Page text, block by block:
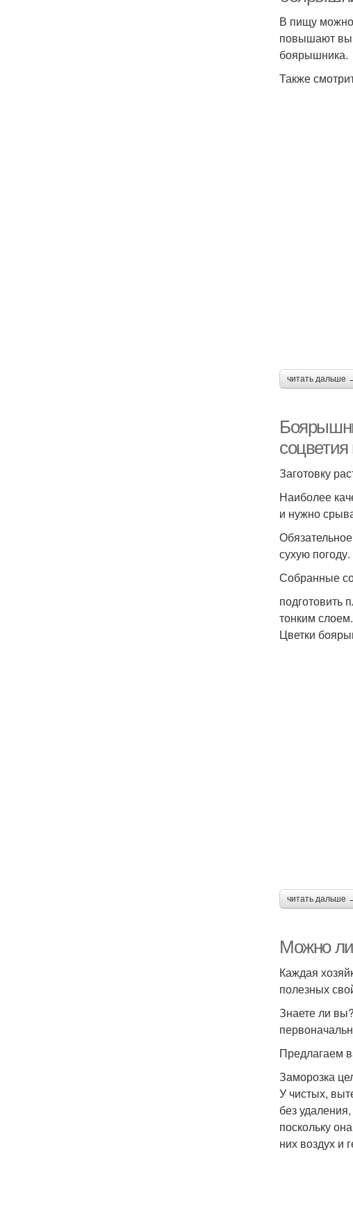
В пищу можно
повышают
боярышника.
Также
читать дальше
Заготовку
Наиболее
и нужно
сухую
Собранные
подготовить
тонким слоем.
Цветки
читать дальше
Можно ли
Каждая
полезных
Знаете ли
Предлагаем
Заморозка
У чистых,
без
поскольку
них воздух и